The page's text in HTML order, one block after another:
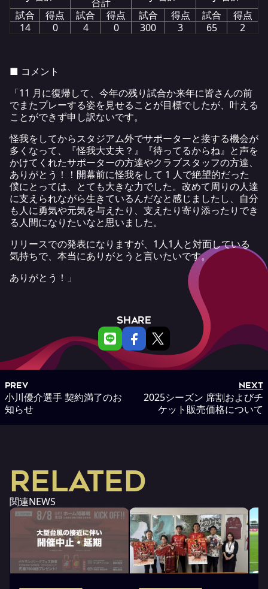
試合
得点 試合 得点 試合 得点 試合
得点
14
0 4 0 300 3 65 2
■ コメント
「11 月に復帰して、今年の残り試合か来年に皆さんの前
でまたプレーする姿を見せることが目標でしたが、叶える
ことができず申し訳ないです。
怪我をしてからスタジアム外でサポーターと接する機会が
多くなって、『怪我大丈夫？』『待ってるからね』と声を
かけてくれたサポーターの方達やクラブスタッフの方達、
ありがとう！！開幕前に怪我をして 1 人で絶望的だった
僕にとっては、とても大きな力でした。改めて周りの人達
に支えられながら生きているんだなと感じましたし、自分
も人に勇気や元気を与えたり、支えたり寄り添ったりでき
る人間になりたいなと思いました。
リリースでの発表になりますが、1人1人と対面している
気持ちで、本当にありがとうと言いたいです。
ありがとう！」
SHARE
PREV
小川優介選手 契約満了のお
知らせ
NEXT
2025シーズン 席割およびチ
ケット販売価格について
RELATED
関連NEWS